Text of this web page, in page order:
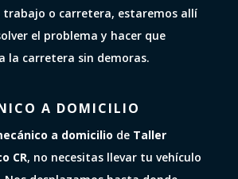
trabajo o carretera, estaremos allí
el problema y hacer que
la carretera sin demoras.
A DOMICILIO
a domicilio de Taller
CR, no necesitas llevar tu vehículo